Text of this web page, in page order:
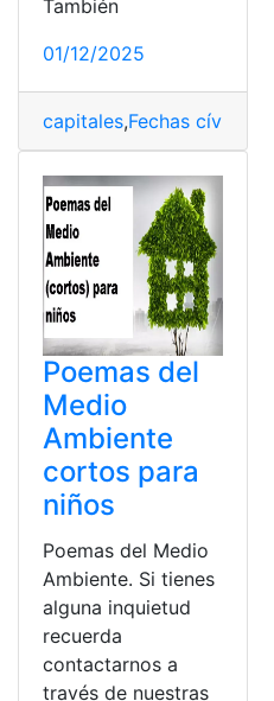
También
01/12/2025
capitales,Fechas cívicas
Poemas del
Medio
Ambiente
cortos para
niños
Poemas del Medio
Ambiente. Si tienes
alguna inquietud
recuerda
contactarnos a
través de nuestras